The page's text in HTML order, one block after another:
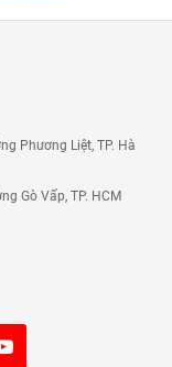
Phương Liệt, TP. Hà
Gò Vấp, TP. HCM